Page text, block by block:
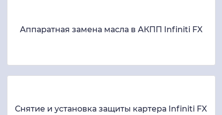
Аппаратная замена масла в АКПП Infiniti FX
Снятие и установка защиты картера Infiniti FX